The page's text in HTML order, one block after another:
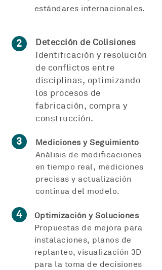
estándares internacionales.
2
Detección de Colisiones
Identificación y resolución
de conflictos entre
disciplinas, optimizando
los procesos de
fabricación, compra y
construcción.
3
Mediciones y Seguimiento
Análisis de modificaciones
en tiempo real, mediciones
precisas y actualización
continua del modelo.
4
Optimización y Soluciones
Propuestas de mejora para
instalaciones, planos de
replanteo, visualización 3D
para la toma de decisiones